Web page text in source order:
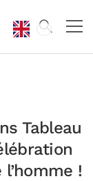
Tableau
!